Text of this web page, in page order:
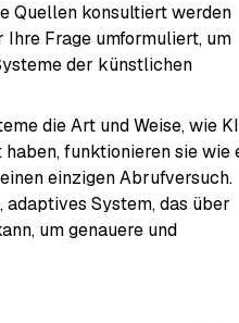
Quellen konsultiert werden
Frage umformuliert, um
der künstlichen
die Art und Weise, wie
funktionieren sie wie
einzigen Abrufversuch.
System, das über
um genauere und